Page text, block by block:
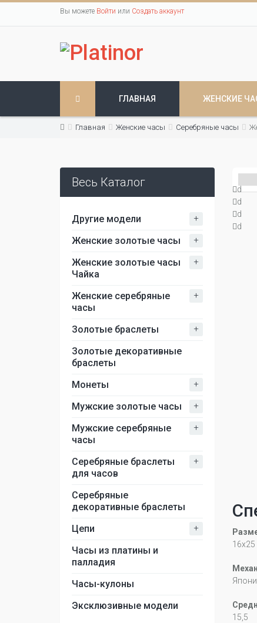
Вы можете Войти или Создать аккаунт
ГЛАВНАЯ ЖЕНСКИЕ
Главная Женские часы Серебряные часы
Весь Каталог
Другие модели +
Женские золотые часы +
Женские золотые часы
Чайка
+
Женские серебряные
часы
+
Золотые браслеты +
Золотые декоративные
браслеты
Монеты
+
Мужские золотые часы +
Мужские серебряные
часы
+
Серебряные браслеты
для часов
+
Серебряные
декоративные браслеты
Цепи
+
Часы из платины и
палладия
Часы-кулоны
Эксклюзивные модели
d
d
d
d
16x25
15,5